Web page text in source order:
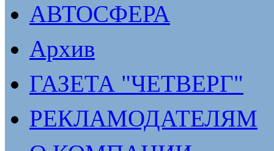
АВТОСФЕРА
Архив
ГАЗЕТА "ЧЕТВЕРГ"
РЕКЛАМОДАТЕЛЯМ